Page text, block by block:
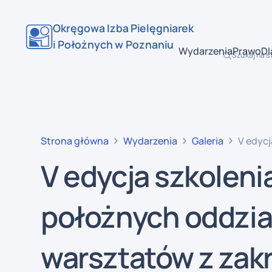
Okręgowa Izba Pielęgniarek
i Położnych w Poznaniu
Szukaj na
WydarzeniaPrawo
Strona główna Wydarzenia Galeria
V edycja
V edycja
położnych
warsztatów z